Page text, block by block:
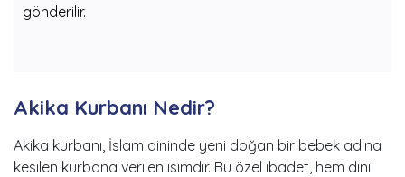
gönderilir.
Akika Kurbanı Nedir?
Akika kurbanı, İslam dininde yeni doğan bir bebek adına
kesilen kurbana verilen isimdir. Bu özel ibadet, hem dini